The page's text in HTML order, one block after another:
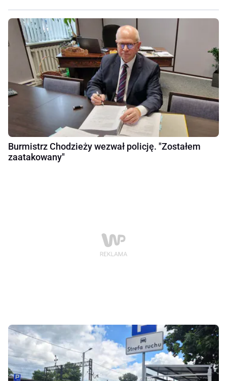
Burmistrz Chodzieży wezwał policję. "Zostałem
zaatakowany"